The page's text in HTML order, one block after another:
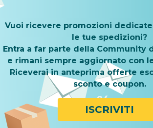
Vuoi ricevere promozioni
le tue spedizioni?
Entra a far parte della Community
e rimani sempre aggiornato con
Riceverai in anteprima offerte
sconto e coupon.
ISCRIVITI